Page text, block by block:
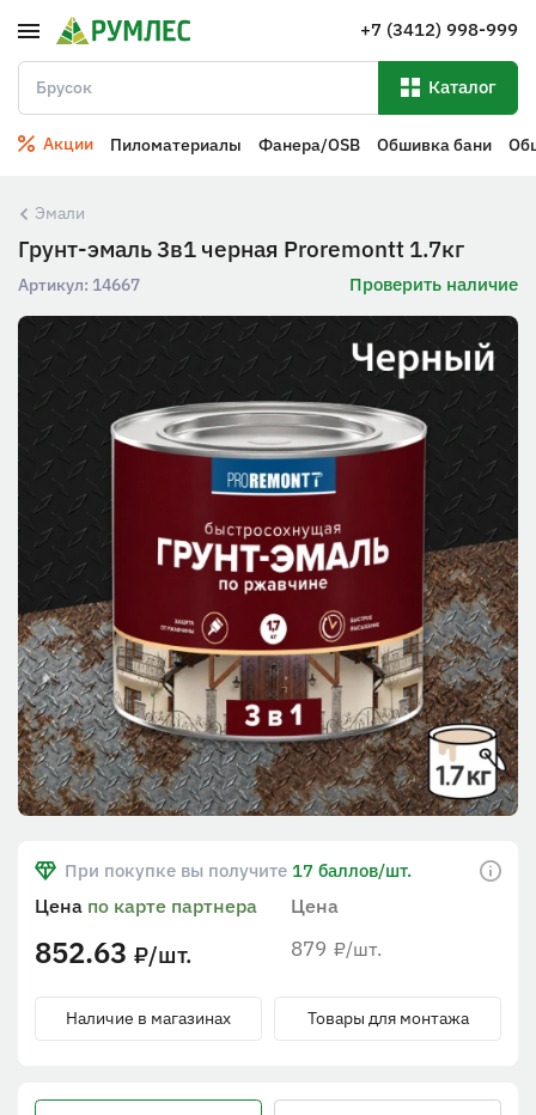
+7 (3412) 998-999
Каталог
Акции Пиломатериалы Фанера/OSB Обшивка бани
Эмали
Грунт-эмаль 3в1 черная Proremontt 1.7кг
Артикул: 14667 Проверить наличие
При покупке вы получите 17 баллов/шт.
Цена
879 ₽/шт.
Цена по карте партнера
852.63 ₽/шт.
Наличие в магазинах Товары для монтажа